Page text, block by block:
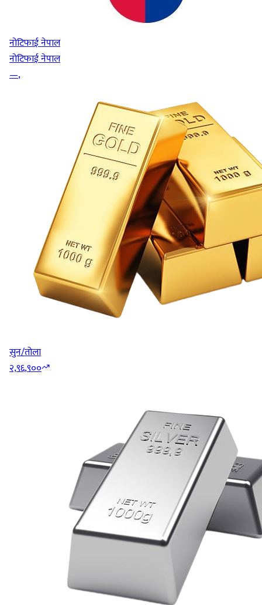
नोटिफाई नेपाल
नोटिफाई नेपाल
—,
सुन/तोला
२,९६,९००